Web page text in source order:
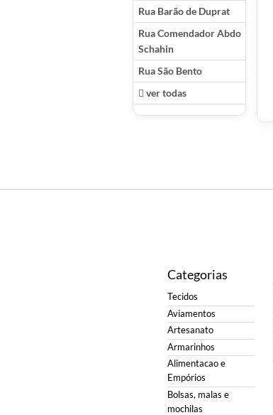
Rua Barão de Duprat
Rua Comendador Abdo
Schahin
Rua São Bento
ver todas
Categorias
Tecidos
Aviamentos
Artesanato
Armarinhos
Alimentacao e
Empórios
Bolsas, malas e
mochilas